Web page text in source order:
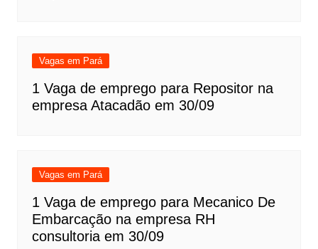
Vagas em Pará
1 Vaga de emprego para Repositor na
empresa Atacadão em 30/09
Vagas em Pará
1 Vaga de emprego para Mecanico De
Embarcação na empresa RH
consultoria em 30/09